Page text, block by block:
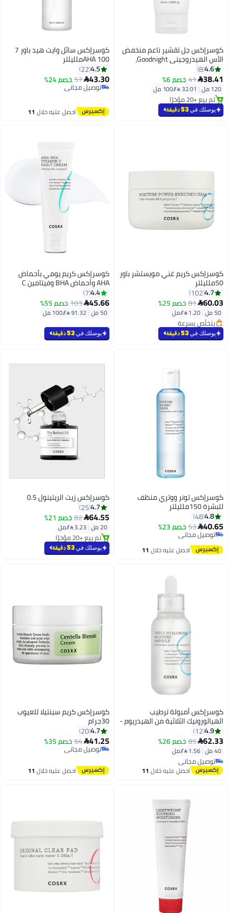
كوسرإكس جل تقشير ناعم منخفض
الأس الهيدروجيني Goodnight،
مقشر معتدل للعناية بالبشرة
باستخدام PHA للبشرة الحساسة
4.6
8
38.41
41 خصم 6%
120 مل |
تم بيع +20 مؤخرًا
تم بيع +20 مؤخرًا
يوصلك في53 دقيقة
كوسرإكس سائل وايت هيد باور 7
AHA 100ملليلتر
4.5
22
43.30
57 خصم 24%توصيل مجاني
تم بيع +10 مؤخرًا
احصل عليه خلال 11
كوسرإكس كريم غني مويستشر باور
50ملليلتر
4.7
102
60.03
81 خصم 25%
50 مل |1.20 /⁨/مل⁩
بتخلّص بسرعة
بتخلّص بسرعة
يوصلك في53 دقيقة
كوسرإكس كريم يومي بأحماض
AHA وأحماض BHA وفيتامين C
50ملليلتر4.4
7
45.66
103 خصم 55%
50 مل |
يوصلك في53 دقيقة
كوسرإكس تونر ووتري منظف
للبشرة 150ملليلتر
4.8
48
40.65
53 خصم 23%توصيل مجاني
تم بيع +10 مؤخرًا
توصيل مجانياحصل عليه خلال 11
كوسرإكس زيت الريتينول 0.5
4.7
25
64.55
82 خصم 21%
20 مل |
تم بيع +20 مؤخرًا
تم بيع +20 مؤخرًا
يوصلك في53 دقيقة
كوسرإكس أمبولة ترطيب
الهيالورونيك الثلاثية من الهيدريوم -
ترطيب مكثف مع حمض
الهيالورونيك الثلاثي لبشرة ممتلئة
ومشرقة
4.9
12
62.33
85 خصم 26%
40 مل |1.56 /⁨/مل⁩
توصيل مجاني
تم بيع +10 مؤخرًا
توصيل مجانياحصل عليه خلال 11
كوسرإكس كريم سينتيلا للعيوب
30جرام
4.7
20
41.25
64 خصم 35%توصيل مجاني
تم بيع +10 مؤخرًا
احصل عليه خلال 11